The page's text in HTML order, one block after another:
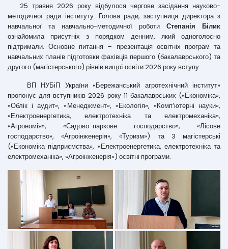
25 травня 2026 року відбулося чергове засідання науково-
методичної ради інституту. Голова ради, заступниця директора з
навчальної та навчально-методичної роботи Степанія Білик
ознайомила присутніх з порядком денним, який одноголосно
підтримали. Основне питання – презентація освітніх програм та
навчальних планів підготовки фахівців першого (бакалаврського) та
другого (магістерського) рівнів вищої освіти 2026 року вступу.
ВП НУБіП України «Бережанський агротехнічний інститут»
пропонує для вступників 2026 року 11 бакалаврських («Економіка»,
«Облік і аудит», «Менеджмент», «Екологія», «Комп’ютерні науки»,
«Електроенергетика, електротехніка та електромеханіка»,
«Агрономія», «Садово-паркове господарство», «Лісове
господарство», «Агроінженерія», «Туризм») та 3 магістерські
(«Економіка підприємства», «Електроенергетика, електротехніка та
електромеханіка», «Агроінженерія») освітні програми.